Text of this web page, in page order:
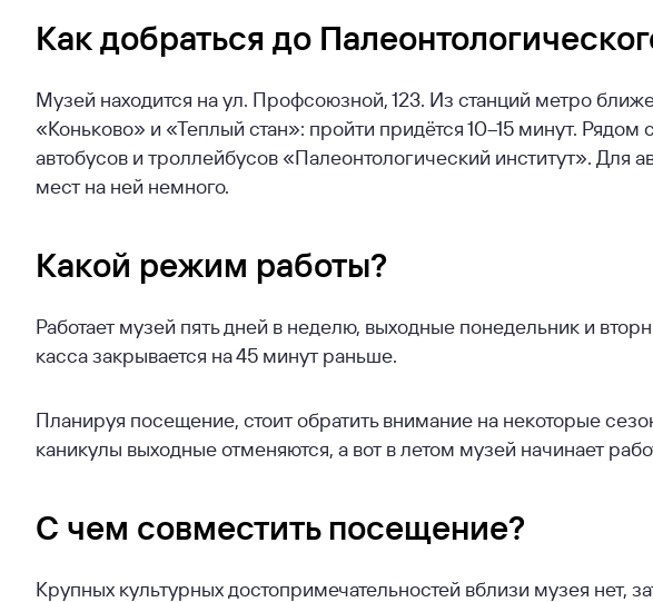
Как добраться до
Музей находится на ул. Профсоюзной, 123. Из станций метро
«Коньково» и «Теплый стан»: пройти придётся 10–15 минут. Рядом
автобусов и троллейбусов «Палеонтологический институт». Для
мест на ней немного.
Какой режим работы?
Работает музей пять дней в неделю, выходные понедельник и
касса закрывается на 45 минут раньше.
Планируя посещение, стоит обратить внимание на некоторые
каникулы выходные отменяются, а вот в летом музей начинает
С чем совместить посещение?
Крупных культурных достопримечательностей вблизи музея нет,